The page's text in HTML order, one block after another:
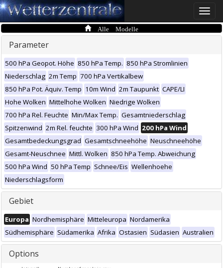
Toggle
Alle Modelle
Parameter
500 hPa Geopot. Höhe 850 hPa Temp. 850 hPa Stromlinien
Niederschlag 2m Temp 700 hPa Vertikalbew
850 hPa Pot. Äquiv. Temp 10m Wind 2m Taupunkt CAPE/LI
Hohe Wolken Mittelhohe Wolken Niedrige Wolken
700 hPa Rel. Feuchte Min/Max Temp. Gesamtniederschlag
Spitzenwind 2m Rel. feuchte 300 hPa Wind 200 hPa Wind
Gesamtbedeckungsgrad Gesamtschneehöhe Neuschneehöhe
Gesamt-Neuschnee Mittl. Wolken 850 hPa Temp. Abweichung
500 hPa Wind 50 hPa Temp Schnee/Eis Wellenhoehe
Niederschlagsform
Gebiet
Europa Nordhemisphäre Mitteleuropa Nordamerika
Südhemisphäre Südamerika Afrika Ostasien Südasien Australien
Options